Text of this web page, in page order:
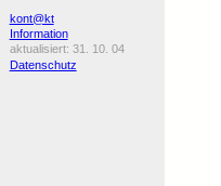
kont@kt
Information
31. 10. 04
Datenschutz